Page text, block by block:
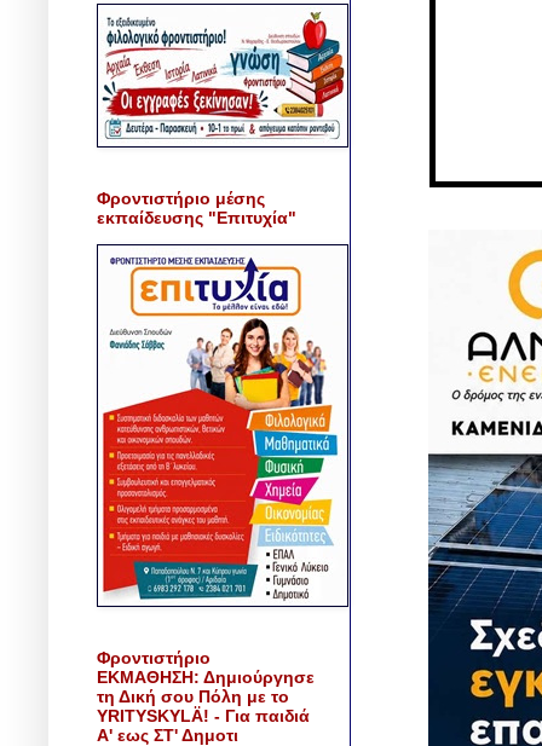
Φροντιστήριο μέσης
εκπαίδευσης "Επιτυχία"
Φροντιστήριο
ΕΚΜΑΘΗΣΗ: Δημιούργησε
τη Δική σου Πόλη με το
YRITYSKYLÄ! - Για παιδιά
Α' εως ΣΤ' Δημοτι